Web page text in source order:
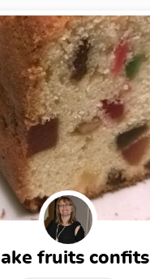
cake fruits confits